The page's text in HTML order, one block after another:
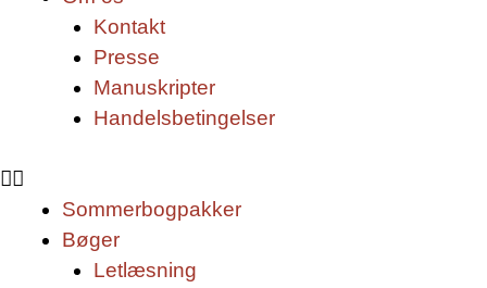
Kontakt
Presse
Manuskripter
Handelsbetingelser
Sommerbogpakker
Bøger
Letlæsning